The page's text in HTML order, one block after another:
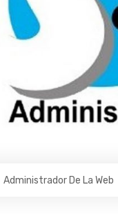
Administrador De La Web